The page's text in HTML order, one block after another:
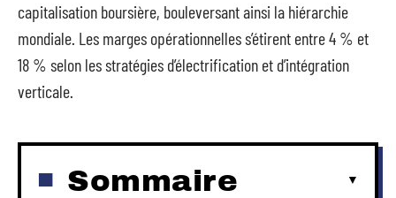
capitalisation boursière, bouleversant ainsi la hiérarchie
mondiale. Les marges opérationnelles s’étirent entre 4 % et
18 % selon les stratégies d’électrification et d’intégration
verticale.
Sommaire